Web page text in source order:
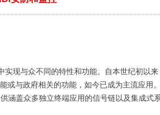
现与众不同的特性和功能。自本世纪初以
或与政府相关的功能，如今已成为主流应用
涵盖众多独立终端应用的信号链以及集成式